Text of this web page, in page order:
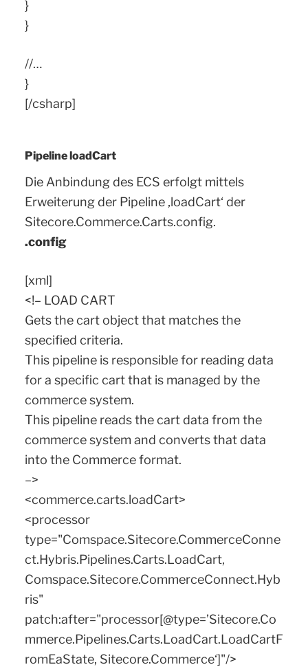
}
}
//…
}
[/csharp]
Pipeline loadCart
Die Anbindung des ECS erfolgt mittels
Erweiterung der Pipeline ‚loadCart‘ der
Sitecore.Commerce.Carts.config.
.config
[xml]
<!– LOAD CART
Gets the cart object that matches the
specified criteria.
This pipeline is responsible for reading data
for a specific cart that is managed by the
commerce system.
This pipeline reads the cart data from the
commerce system and converts that data
into the Commerce format.
–>
<commerce.carts.loadCart>
<processor
type="Comspace.Sitecore.CommerceConne
ct.Hybris.Pipelines.Carts.LoadCart,
Comspace.Sitecore.CommerceConnect.Hyb
ris"
patch:after="processor[@type=’Sitecore.Co
mmerce.Pipelines.Carts.LoadCart.LoadCartF
romEaState, Sitecore.Commerce‘]"/>